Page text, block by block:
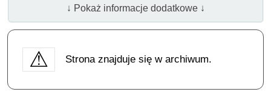
↓ Pokaż informacje dodatkowe ↓
Strona znajduje się w archiwum.